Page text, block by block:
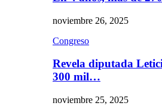
noviembre 26, 2025
Congreso
Revela diputada
300 mil…
noviembre 25, 2025